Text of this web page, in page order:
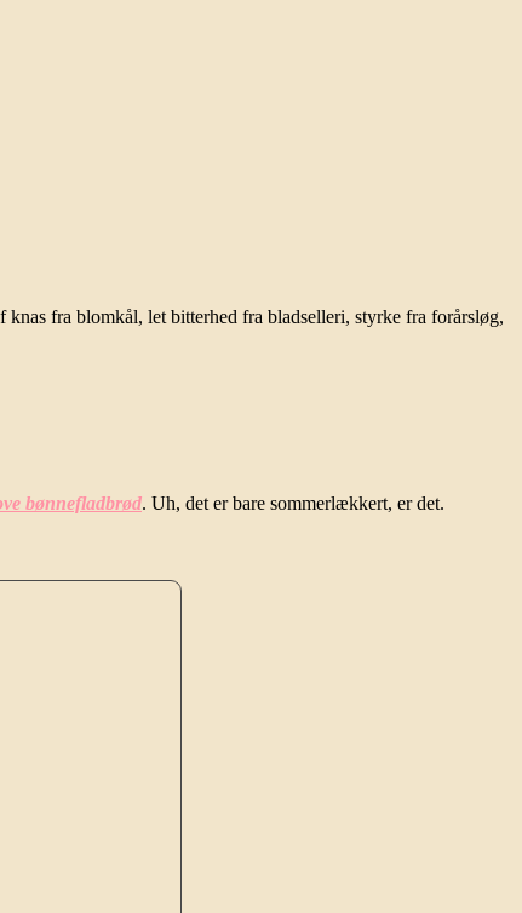
fra blomkål, let bitterhed fra bladselleri, styrke fra forårsløg,
bønnefladbrød. Uh, det er bare sommerlækkert, er det.